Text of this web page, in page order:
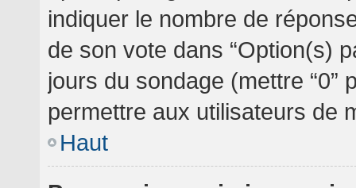
indiquer le nombre de
de son vote dans “Option(s)
jours du sondage (mettre “0”
permettre aux utilisateurs de
Haut